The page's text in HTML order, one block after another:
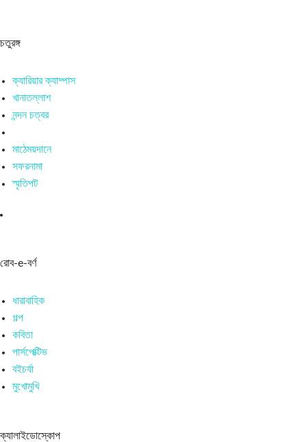
চতুরঙ্গ
ক্যারিয়ার ক্যাম্পাস
খানাতল্লাশ
নন্দন চত্বর
মাঠেময়দানে
সফরনামা
স্মৃতিপট
রোব-e-বর্ণ
ধারাবাহিক
গল্প
কবিতা
পার্সপেক্টিভ
বইচর্যা
মুখোমুখি
ক্যালাইডোস্কোপ